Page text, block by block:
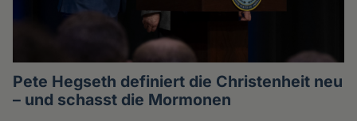
Pete Hegseth definiert die Christenheit neu
– und schasst die Mormonen